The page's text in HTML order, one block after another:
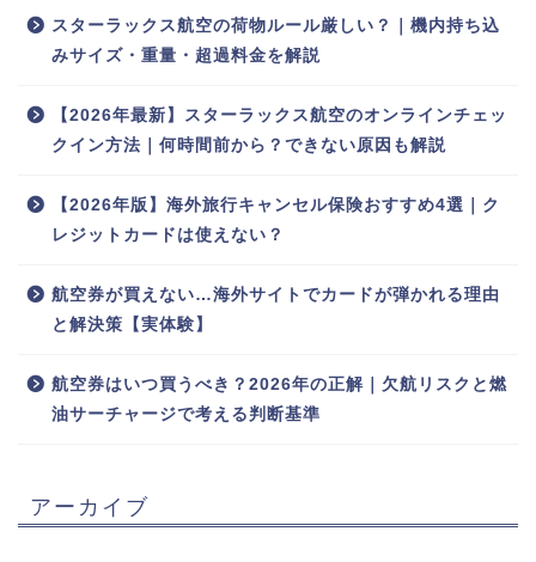
スターラックス航空の荷物ルール厳しい？｜機内持ち込
みサイズ・重量・超過料金を解説
【2026年最新】スターラックス航空のオンラインチェッ
クイン方法｜何時間前から？できない原因も解説
【2026年版】海外旅行キャンセル保険おすすめ4選｜ク
レジットカードは使えない？
航空券が買えない…海外サイトでカードが弾かれる理由
と解決策【実体験】
航空券はいつ買うべき？2026年の正解｜欠航リスクと燃
油サーチャージで考える判断基準
アーカイブ